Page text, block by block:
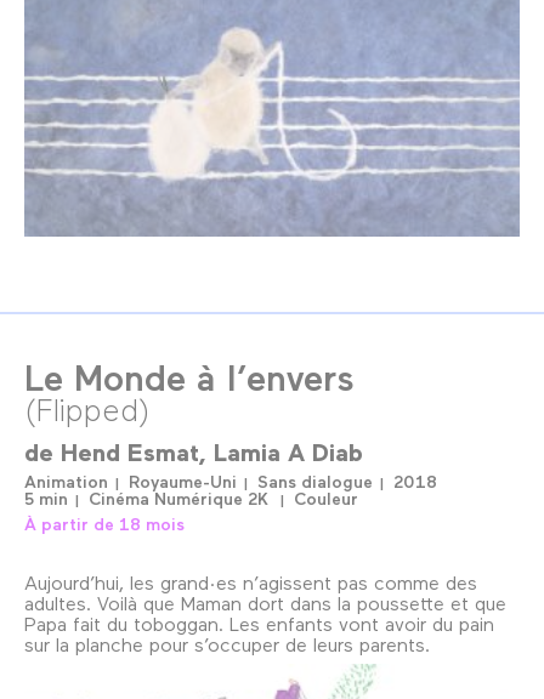
Le Monde à l’envers
(Flipped)
de Hend Esmat Lamia A Diab
Animation Royaume-Uni Sans dialogue
2018
5 min
Cinéma Numérique 2K
Couleur
À partir de 18 mois
Aujourd’hui, les grand·es n’agissent pas comme des
adultes. Voilà que Maman dort dans la poussette et que
Papa fait du toboggan. Les enfants vont avoir du pain
sur la planche pour s’occuper de leurs parents.